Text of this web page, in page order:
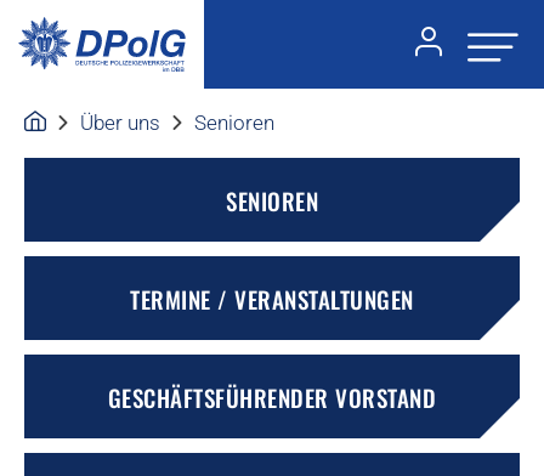
Über uns Senioren
SENIOREN
TERMINE / VERANSTALTUNGEN
GESCHÄFTSFÜHRENDER VORSTAND